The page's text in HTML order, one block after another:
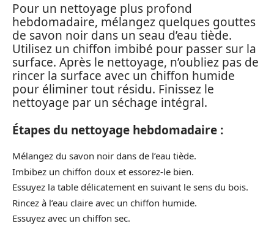
Pour un nettoyage plus profond
hebdomadaire, mélangez quelques gouttes
de savon noir dans un seau d’eau tiède.
Utilisez un chiffon imbibé pour passer sur la
surface. Après le nettoyage, n’oubliez pas de
rincer la surface avec un chiffon humide
pour éliminer tout résidu. Finissez le
nettoyage par un séchage intégral.
Étapes du nettoyage hebdomadaire :
Mélangez du savon noir dans de l’eau tiède.
Imbibez un chiffon doux et essorez-le bien.
Essuyez la table délicatement en suivant le sens du bois.
Rincez à l’eau claire avec un chiffon humide.
Essuyez avec un chiffon sec.